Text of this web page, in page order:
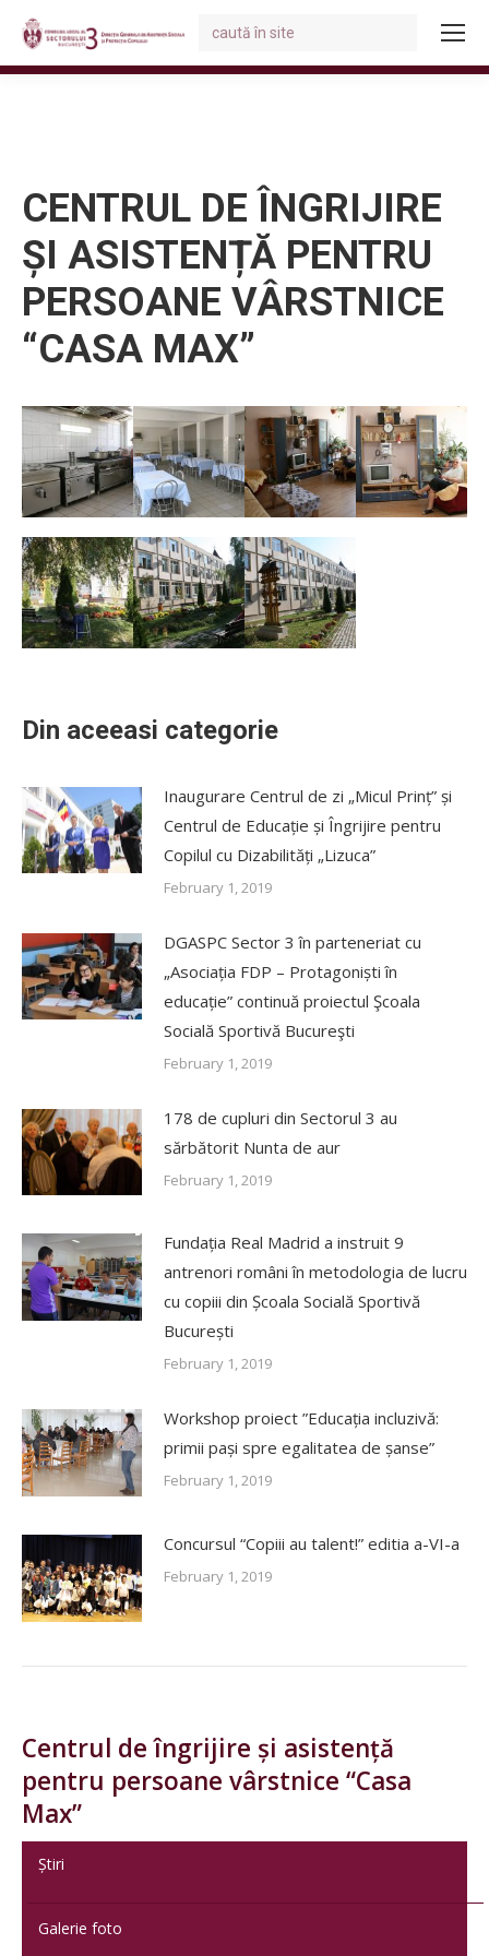
Search:
CENTRUL DE ÎNGRIJIRE
ȘI ASISTENȚĂ PENTRU
PERSOANE VÂRSTNICE
“CASA MAX”
Din aceeasi categorie
Inaugurare Centrul de zi „Micul Prinț” și
Centrul de Educație și Îngrijire pentru
Copilul cu Dizabilități „Lizuca”
February 1, 2019
DGASPC Sector 3 în parteneriat cu
„Asociația FDP – Protagoniști în
educație” continuă proiectul Şcoala
Socială Sportivă Bucureşti
February 1, 2019
178 de cupluri din Sectorul 3 au
sărbătorit Nunta de aur
February 1, 2019
Fundația Real Madrid a instruit 9
antrenori români în metodologia de lucru
cu copiii din Școala Socială Sportivă
București
February 1, 2019
Workshop proiect ”Educația incluzivă:
primii pași spre egalitatea de șanse”
February 1, 2019
Concursul “Copiii au talent!” editia a-VI-a
February 1, 2019
Centrul de îngrijire și asistență
pentru persoane vârstnice “Casa
Max”
Știri
Galerie foto